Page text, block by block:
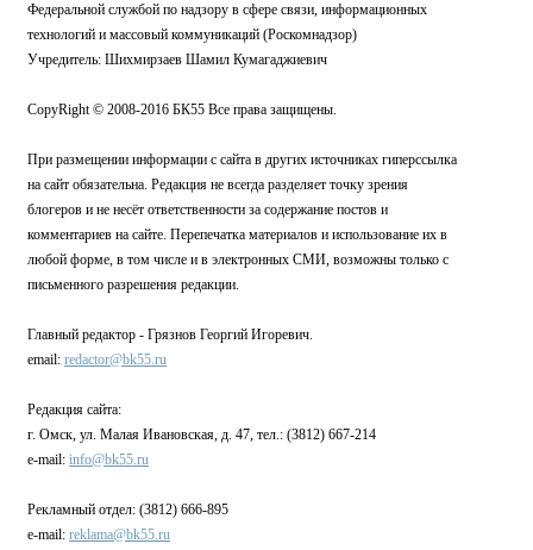
Федеральной службой по надзору в сфере связи, информационных
технологий и массовый коммуникаций (Роскомнадзор)
Учредитель: Шихмирзаев Шамил Кумагаджиевич
CopyRight © 2008-2016 БК55 Все права защищены.
При размещении информации с сайта в других источниках гиперссылка
на сайт обязательна. Редакция не всегда разделяет точку зрения
блогеров и не несёт ответственности за содержание постов и
комментариев на сайте. Перепечатка материалов и использование их в
любой форме, в том числе и в электронных СМИ, возможны только с
письменного разрешения редакции.
Главный редактор - Грязнов Георгий Игоревич.
email: redactor@bk55.ru
Редакция сайта:
г. Омск, ул. Малая Ивановская, д. 47, тел.: (3812) 667-214
e-mail: info@bk55.ru
Рекламный отдел: (3812) 666-895
e-mail: reklama@bk55.ru